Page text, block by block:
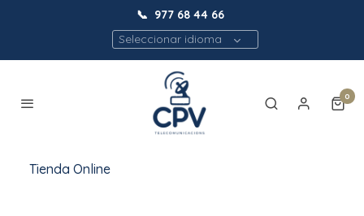
📞 977 68 44 66
Seleccionar idioma
0
Tienda Online